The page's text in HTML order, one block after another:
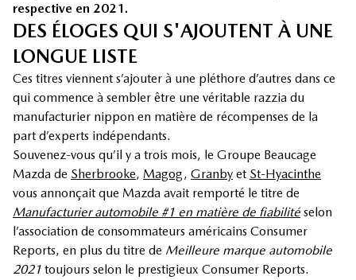
respective en 2021.
DES ÉLOGES QUI S'AJOUTENT À UNE
LONGUE LISTE
Ces titres viennent s’ajouter à une pléthore d’autres dans ce
qui commence à sembler être une véritable razzia du
manufacturier nippon en matière de récompenses de la
part d’experts indépendants.
Souvenez-vous qu’il y a trois mois, le Groupe Beaucage
Mazda de Sherbrooke, Magog, Granby et St-Hyacinthe
vous annonçait que Mazda avait remporté le titre de
Manufacturier automobile #1 en matière de fiabilitéselon
l’association de consommateurs américains Consumer
Reports, en plus du titre de Meilleure marque automobile
2021 toujours selon le prestigieux Consumer Reports.